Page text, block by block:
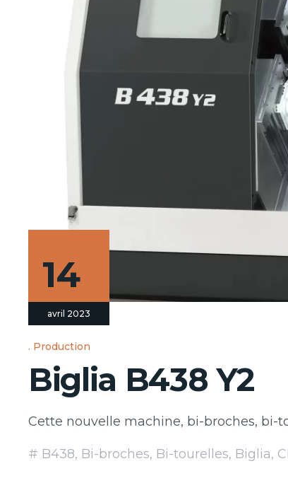
14
avril 2023
Production
Biglia B438 Y2
Cette nouvelle machine, bi-broches, bi-
B438, Bi-broches, Bi-tourelles, Biglia,